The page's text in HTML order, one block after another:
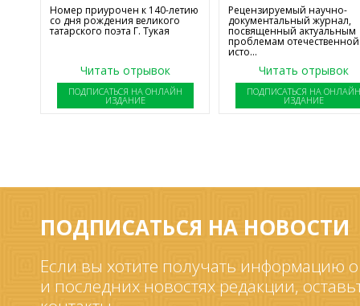
Номер приурочен к 140-летию
со дня рождения великого
татарского поэта Г. Тукая
Читать отрывок
ПОДПИСАТЬСЯ НА ОНЛАЙН
ИЗДАНИЕ
Рецензируемый научно-
документальный журнал,
посвященный актуальным
проблемам отечественной
исто...
Читать отрывок
ПОДПИСАТЬСЯ НА
ИЗДАНИЕ
ПОДПИСАТЬСЯ НА НОВОСТИ
Если вы хотите получать информацию
и последних новостях редакции,